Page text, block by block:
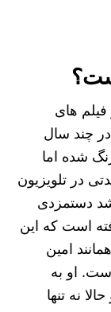
فیلم های
چند سال
شده اما
در تلویزیون
دستمزدی
گرفته است که این
امین
او به
نه تنها